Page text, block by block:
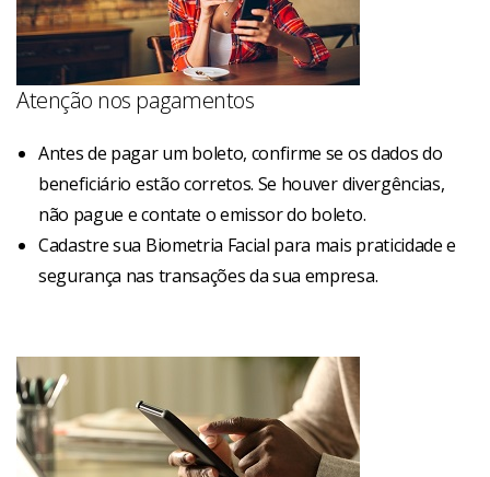
Atenção nos pagamentos
Antes de pagar um boleto, confirme se os dados do
beneficiário estão corretos. Se houver divergências,
não pague e contate o emissor do boleto.
Cadastre sua Biometria Facial para mais praticidade e
segurança nas transações da sua empresa.